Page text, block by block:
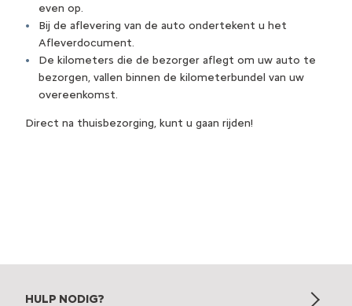
even op.
Bij de aflevering van de auto ondertekent u het
Afleverdocument.
De kilometers die de bezorger aflegt om uw auto te
bezorgen, vallen binnen de kilometerbundel van uw
overeenkomst.
Direct na thuisbezorging, kunt u gaan rijden!
HULP NODIG?